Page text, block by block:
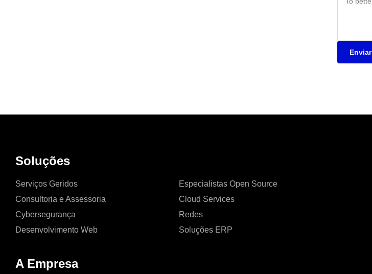
Enviar
Soluções
Serviços Geridos
Consultoria e Assessoria
Cybersegurança
Desenvolvimento Web
Especialistas Open Source
Cloud Services
Redes
Soluções ERP
A Empresa